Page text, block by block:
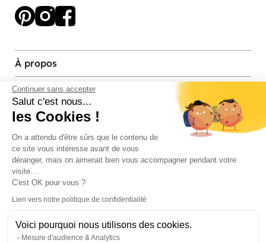
Continuer sans accepter
Salut c'est nous...
les Cookies !
On a attendu d'être sûrs que le contenu de
ce site vous intéresse avant de vous
déranger, mais on aimerait bien vous accompagner pendant votre
visite...
C'est OK pour vous ?
Lien vers notre politique de confidentialité
Voici pourquoi nous utilisons des cookies.
Mesure d'audience & Analytics
À propos
Services et contact
Magasins et Showrooms
Modes de paiement acceptés